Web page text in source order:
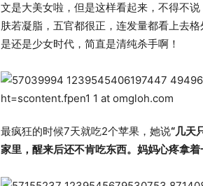
文是大美女啦，但是这样看起来，不得不说
肤若凝脂，五官都很正，连发量都看上去
是还是少女时代，简直是清纯杀手啊！
最疯狂的时候7天就吃2个苹果，她说“几天
家里，醒来后还不肯吃东西。妈妈心疼拿